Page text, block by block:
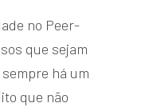
no Peer-
que sejam
há um
que não